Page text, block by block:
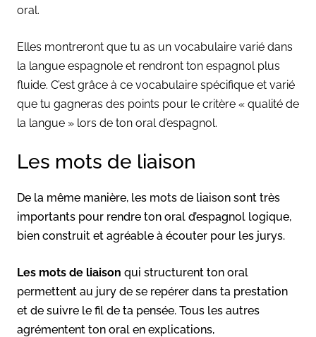
oral.
Elles montreront que tu as un vocabulaire varié dans
la langue espagnole et rendront ton espagnol plus
fluide. C’est grâce à ce vocabulaire spécifique et varié
que tu gagneras des points pour le critère « qualité de
la langue » lors de ton oral d’espagnol.
Les mots de liaison
De la même manière, les mots de liaison sont très
importants pour rendre ton oral d’espagnol logique,
bien construit et agréable à écouter pour les jurys.
Les mots de liaison qui structurent ton oral
permettent au jury de se repérer dans ta prestation
et de suivre le fil de ta pensée. Tous les autres
agrémentent ton oral en explications,